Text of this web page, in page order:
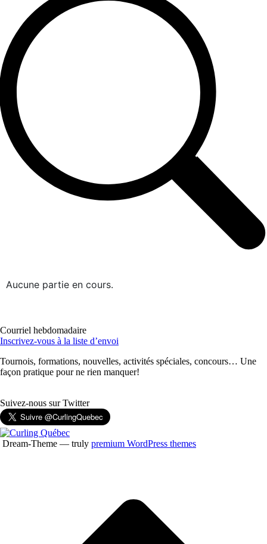
Aucune partie en cours.
Courriel hebdomadaire
Inscrivez-vous à la liste d’envoi
Tournois, formations, nouvelles, activités spéciales, concours… Une
façon pratique pour ne rien manquer!
Suivez-nous sur Twitter
Dream-Theme — truly premium WordPress themes